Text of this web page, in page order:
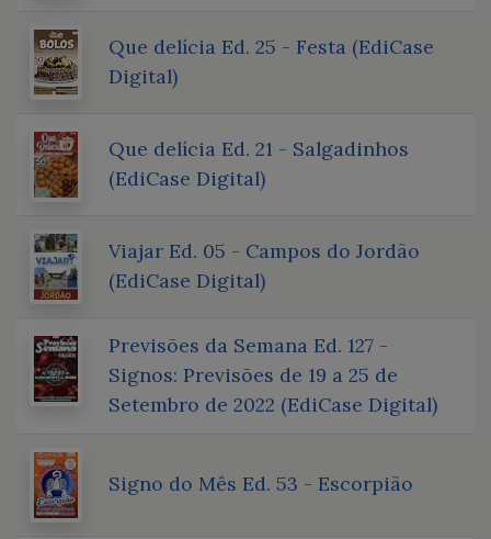
Que delícia Ed. 25 - Festa (EdiCase
Digital)
Que delícia Ed. 21 - Salgadinhos
(EdiCase Digital)
Viajar Ed. 05 - Campos do Jordão
(EdiCase Digital)
Previsões da Semana Ed. 127 -
Signos: Previsões de 19 a 25 de
Setembro de 2022 (EdiCase Digital)
Signo do Mês Ed. 53 - Escorpião